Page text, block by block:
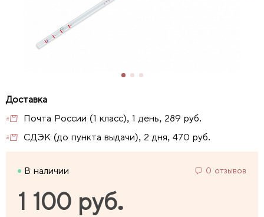
Почта России (1 класс), 1 день, 289 руб.
СДЭК (до пункта выдачи), 2 дня, 470 руб.
В наличии 0 отзывов
1 100 руб.